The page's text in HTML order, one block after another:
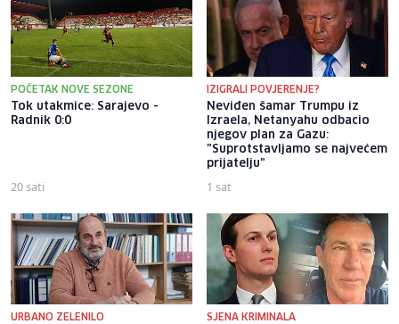
POČETAK NOVE SEZONE
Tok utakmice: Sarajevo -
Radnik 0:0
20 sati
IZIGRALI POVJERENJE?
Neviđen šamar Trumpu iz
Izraela, Netanyahu odbacio
njegov plan za Gazu:
"Suprotstavljamo se najvećem
prijatelju"
1 sat
URBANO ZELENILO SJENA KRIMINALA